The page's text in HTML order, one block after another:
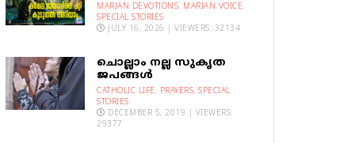
MARIAN DEVOTIONS, MARIAN VOICE,
SPECIAL STORIES
JULY 16, 2026 | VIEWERS: 32134
ചൊല്ലാം നല്ല സുകൃത
ജപങ്ങൾ
CATHOLIC LIFE, PRAYERS, SPECIAL
STORIES
DECEMBER 5, 2019 | VIEWERS:
29377